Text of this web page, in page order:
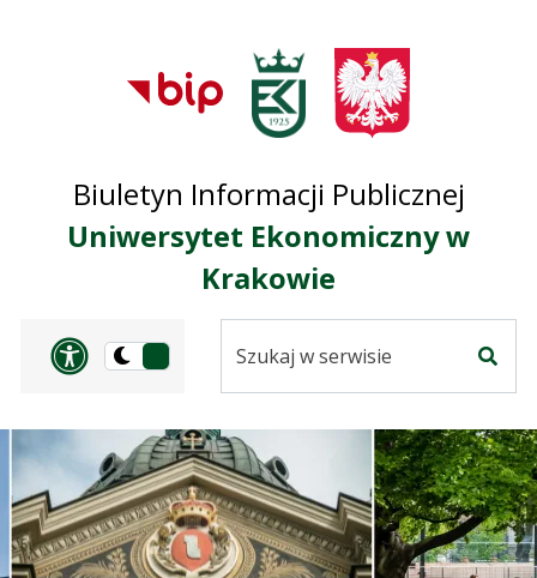
Przejdź do
głównego menu
Przejdź do treści
Przejdź do mapy
serwisu
Biuletyn Informacji Publicznej
Uniwersytet Ekonomiczny w
Krakowie
Panel dostosowania
Przełącz
ciemną
serwisie